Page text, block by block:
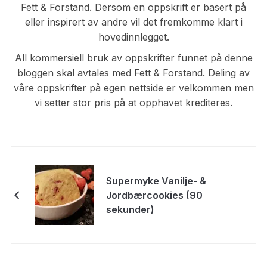
Fett & Forstand. Dersom en oppskrift er basert på
eller inspirert av andre vil det fremkomme klart i
hovedinnlegget.
All kommersiell bruk av oppskrifter funnet på denne
bloggen skal avtales med Fett & Forstand. Deling av
våre oppskrifter på egen nettside er velkommen men
vi setter stor pris på at opphavet krediteres.
Supermyke Vanilje- &
Jordbærcookies (90
sekunder)